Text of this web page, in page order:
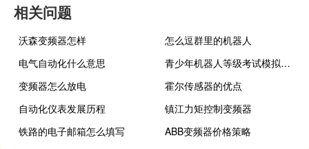
相关问题
沃森变频器怎样
怎么逗群里的机器人
电气自动化什么意思
青少年机器人等级考试模拟系统
变频器怎么放电
霍尔传感器的优点
自动化仪表发展历程
镇江力矩控制变频器
铁路的电子邮箱怎么填写
ABB变频器价格策略